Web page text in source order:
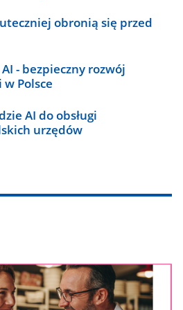
obronią się przed
- bezpieczny rozwój
Polsce
AI do obsługi
urzędów